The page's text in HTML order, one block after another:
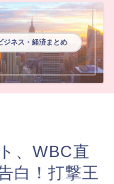
ジネス・経済まとめ
、WBC直
白！打撃王